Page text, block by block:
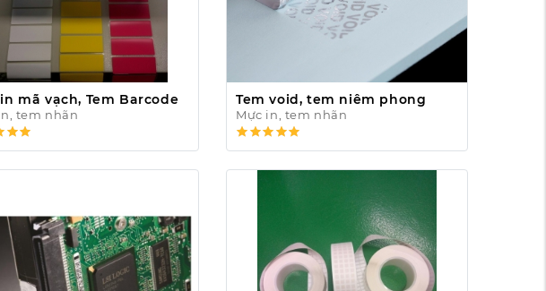
mã vạch, Tem Barcode
tem nhãn
Tem void, tem niêm phong
Mực in, tem nhãn